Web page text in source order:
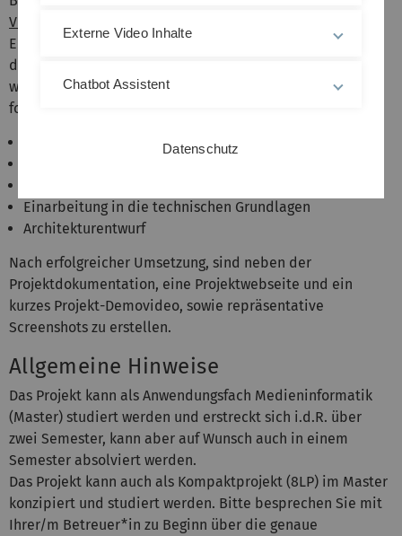
Visualization
Einarbeitung schließt sich die Projektplanung an, welche
durch einen Projektvorschlag ausführlich dokumentiert
wird. Der Projektvorschlag diskutiert unter anderem die
folgenden Punkte:
Einarbeitung in die technischen Grundlagen
Architekturentwurf
Nach erfolgreicher Umsetzung, sind neben der
Projektdokumentation, eine Projektwebseite und ein
kurzes Projekt-Demovideo, sowie repräsentative
Screenshots zu erstellen.
Allgemeine Hinweise
Das Projekt kann als Anwendungsfach Medieninformatik
(Master) studiert werden und erstreckt sich i.d.R. über
zwei Semester, kann aber auf Wunsch auch in einem
Semester absolviert werden.
Das Projekt kann auch als Kompaktprojekt (8LP) im Master
konzipiert und studiert werden. Bitte besprechen Sie mit
Ihrer/m Betreuer*in zu Beginn über die genaue
Externe Video Inhalte
Chatbot Assistent
Datenschutz